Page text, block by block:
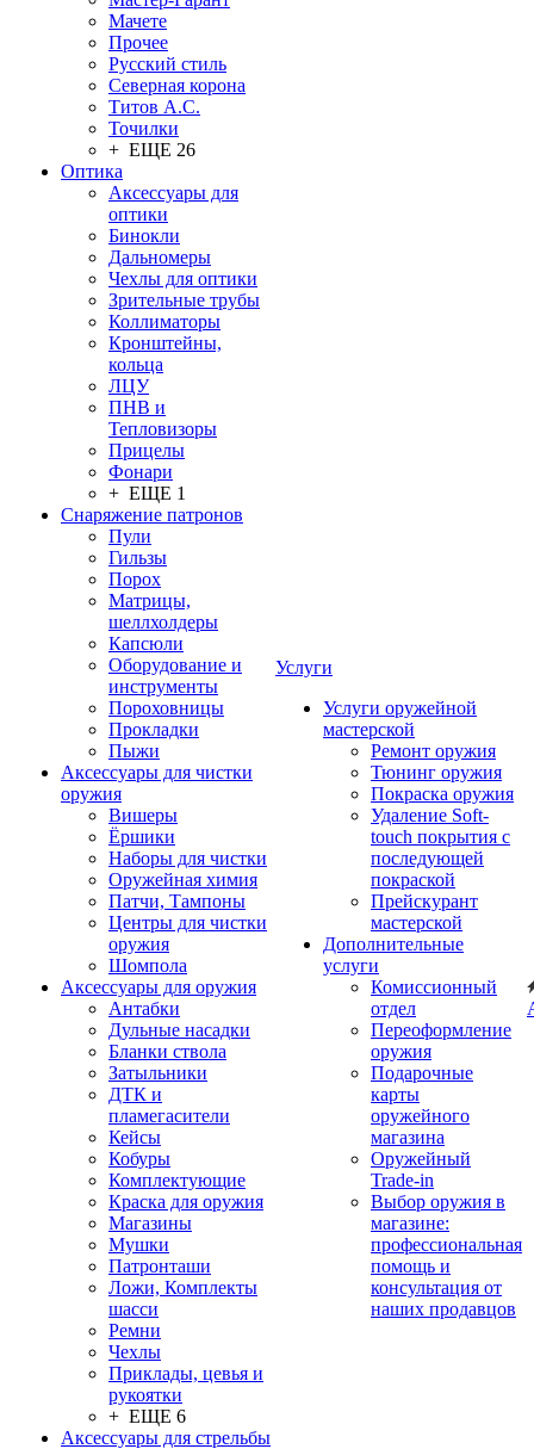
Мачете
Прочее
Русский стиль
Северная корона
Титов А.С.
Точилки
+ ЕЩЕ 26
Оптика
Аксессуары для
оптики
Бинокли
Дальномеры
Чехлы для оптики
Зрительные трубы
Коллиматоры
Кронштейны,
кольца
ЛЦУ
ПНВ и
Тепловизоры
Прицелы
Фонари
+ ЕЩЕ 1
Снаряжение патронов
Пули
Гильзы
Порох
Матрицы,
шеллхолдеры
Капсюли
Оборудование и
инструменты
Пороховницы
Прокладки
Пыжи
Аксессуары для чистки
оружия
Вишеры
Ёршики
Наборы для чистки
Оружейная химия
Патчи, Тампоны
Центры для чистки
оружия
Шомпола
Аксессуары для оружия
Антабки
Дульные насадки
Бланки ствола
Затыльники
ДТК и
пламегасители
Кейсы
Кобуры
Комплектующие
Краска для оружия
Магазины
Мушки
Патронташи
Ложи, Комплекты
шасси
Ремни
Чехлы
Приклады, цевья и
рукоятки
+ ЕЩЕ 6
Аксессуары для стрельбы
Услуги
Услуги оружейной
мастерской
Ремонт оружия
Тюнинг оружия
Покраска оружия
Удаление Soft-
touch покрытия с
последующей
покраской
Прейскурант
мастерской
Дополнительные
услуги
Комиссионный
отдел
Переоформление
оружия
Подарочные
карты
оружейного
магазина
Оружейный
Trade-in
Выбор оружия в
магазине:
профессиональная
помощь и
консультация от
наших продавцов